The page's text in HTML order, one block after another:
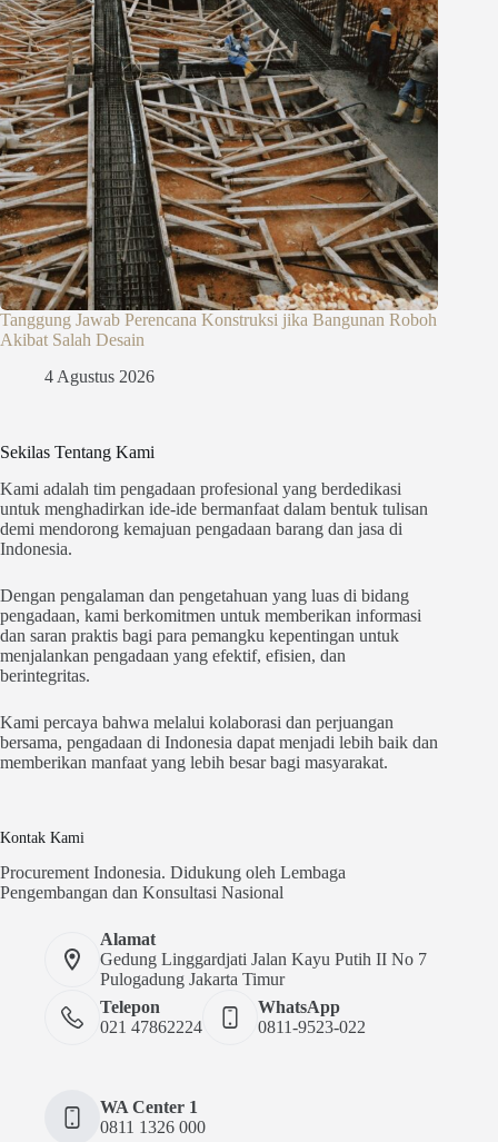
Tanggung Jawab Perencana Konstruksi jika Bangunan Roboh
Akibat Salah Desain
4 Agustus 2026
Sekilas Tentang Kami
Kami adalah tim pengadaan profesional yang berdedikasi
untuk menghadirkan ide-ide bermanfaat dalam bentuk tulisan
demi mendorong kemajuan pengadaan barang dan jasa di
Indonesia.
Dengan pengalaman dan pengetahuan yang luas di bidang
pengadaan, kami berkomitmen untuk memberikan informasi
dan saran praktis bagi para pemangku kepentingan untuk
menjalankan pengadaan yang efektif, efisien, dan
berintegritas.
Kami percaya bahwa melalui kolaborasi dan perjuangan
bersama, pengadaan di Indonesia dapat menjadi lebih baik dan
memberikan manfaat yang lebih besar bagi masyarakat.
Kontak Kami
Procurement Indonesia. Didukung oleh Lembaga
Pengembangan dan Konsultasi Nasional
Alamat
Gedung Linggardjati Jalan Kayu Putih II No 7
Pulogadung Jakarta Timur
Telepon
021 47862224
WhatsApp
0811-9523-022
WA Center 1
0811 1326 000